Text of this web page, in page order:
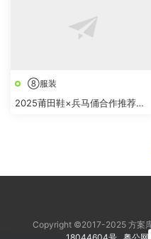
⑧服装
2025莆田鞋×兵马俑合作推荐方
Copyright ©2017-2025 方案
18044604号 粤公